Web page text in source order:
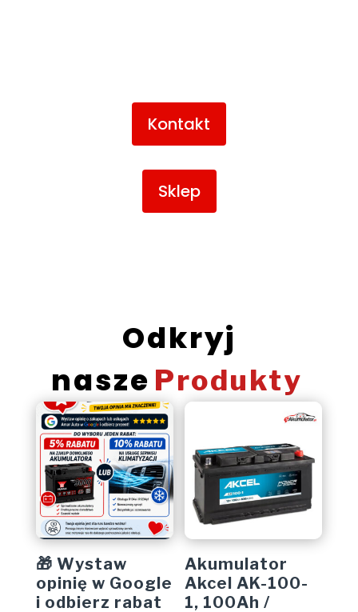
Kontakt
Sklep
Odkryj
nasze Produkty
🎁 Wystaw
opinię w Google
i odbierz rabat
Akumulator
Akcel AK-100-
1, 100Ah /